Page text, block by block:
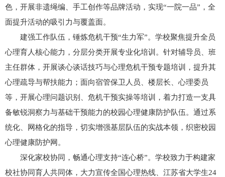
色，开展非遗绳编、手工创作等品牌活动，实现“一院一品”，全
面提升活动的吸引力与覆盖面。
建强工作队伍，锤炼危机干预“生力军”。学校聚焦提升全员
心理育人核心能力，分层分类开展专业化培训。针对辅导员、班
主任群体，开展谈心谈话技巧与心理危机干预专题培训，提升其
心理疏导与帮扶能力；面向宿管保卫人员、楼层长、心理委员
等，开展心理问题识别、危机干预实操等培训，着力打造一支具
备敏锐洞察力与基础干预能力的校园心理健康防护队伍。通过系
统化、网格化的指导，切实增强基层队伍的实战本领，织密校园
心理健康防护网。
深化家校协同，畅通心理支持“连心桥”。学校致力于构建家
校社协同育人共同体，大力宣传全国心理热线、江苏省大学生24